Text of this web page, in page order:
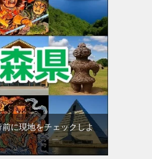
前に現地をチェックしよ